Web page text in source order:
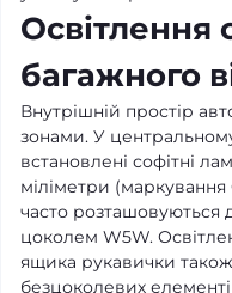
Освітлення
багажного
Внутрішній простір
зонами. У
встановлені софітні
міліметри
часто розташовуються
цоколем W5W.
ящика рукавички
безцоколевих